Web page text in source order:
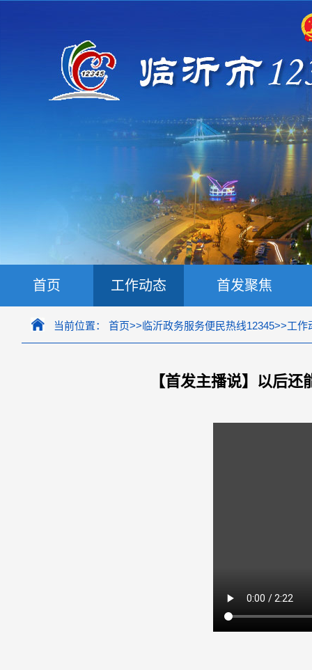
首页 工作动态 首发聚焦
当前位置： 首页>>临沂政务服务便民热线12345>>工作
【首发主播说】以后